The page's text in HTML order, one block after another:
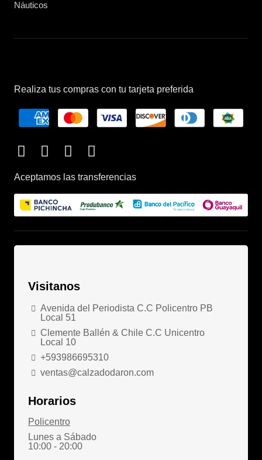
Náuticos
Realiza tus compras con tu tarjeta preferida
Aceptamos las transferencias
Visitanos
Avenida del Periodista C.C Policentro PB
Local 51
Clemente Ballén & Chile C.C Unicentro
Local 10
+593986695310
ventas@calzadodaron.com
Horarios
Policentro
Lunes a Sábado
10:00 - 20:00